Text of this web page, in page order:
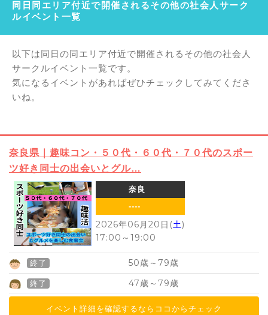
同日同エリア付近で開催されるその他の社会人サーク
ルイベント一覧
以下は同日の同エリア付近で開催されるその他の社会人
サークルイベント一覧です。
気になるイベントがあればぜひチェックしてみてくださ
いね。
奈良県｜趣味コン・５０代・６０代・７０代のスポー
ツ好き同士の出会いとグル…
奈良
----
2026年06月20日(土)
17:00 ～ 19:00
終了 50歳～ 79歳
終了 47歳～ 79歳
イベント詳細を確認するならココからチェック